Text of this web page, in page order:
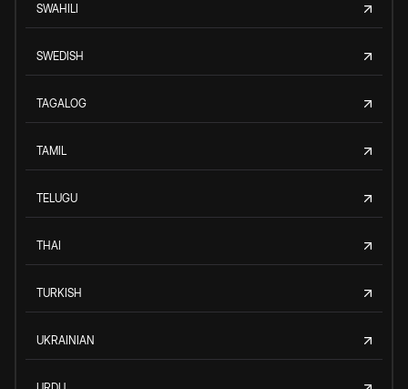
SWAHILI
SWEDISH
TAGALOG
TAMIL
TELUGU
THAI
TURKISH
UKRAINIAN